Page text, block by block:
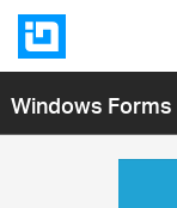
Windows Forms